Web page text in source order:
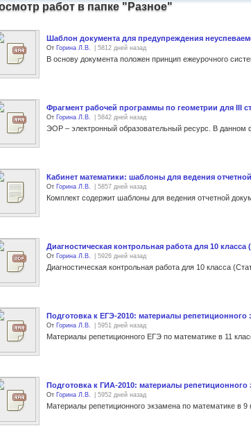
работ в папке "Разное"
Шаблон документа для предупреждения
От Горина Л.В. | 5812 дней назад
Фрагмент рабочей программы по геометрии для III
От Горина Л.В. | 5842 дней назад
Кабинет математики: шаблоны для ведения
От Горина Л.В. | 5857 дней назад
Диагностическая контрольная работа для 10 класса
От Горина Л.В. | 5926 дней назад
Подготовка к ЕГЭ-2010: материалы репетиционного
От Горина Л.В. | 5951 дней назад
Подготовка к ГИА-2010: материалы репетиционного
От Горина Л.В. | 5952 дней назад